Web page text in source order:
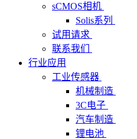
sCMOS相机
Solis系列
试用请求
联系我们
行业应用
工业传感器
机械制造
3C电子
汽车制造
锂电池